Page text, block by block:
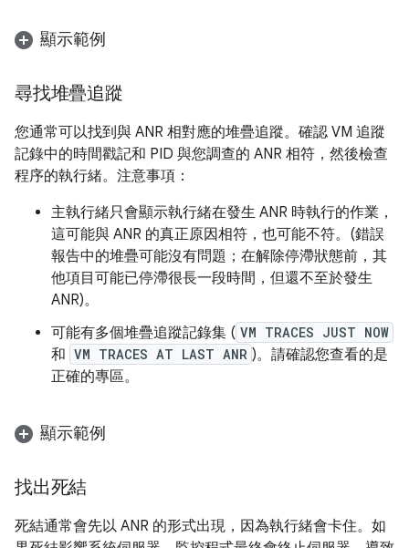
顯示範例
尋找堆疊追蹤
您通常可以找到與 ANR 相對應的堆疊追蹤。確認 VM 追蹤
記錄中的時間戳記和 PID 與您調查的 ANR 相符，然後檢查
程序的執行緒。注意事項：
主執行緒只會顯示執行緒在發生 ANR 時執行的作業，
這可能與 ANR 的真正原因相符，也可能不符。(錯誤
報告中的堆疊可能沒有問題；在解除停滯狀態前，其
他項目可能已停滯很長一段時間，但還不至於發生
ANR)。
可能有多個堆疊追蹤記錄集 ( VM TRACES JUST NOW
和 VM TRACES AT LAST ANR )。請確認您查看的是
正確的專區。
顯示範例
找出死結
死結通常會先以 ANR 的形式出現，因為執行緒會卡住。如